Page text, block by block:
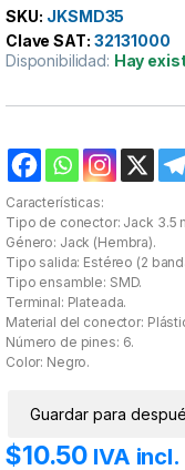
SKU: JKSMD35
Clave SAT: 32131000
Disponibilidad: Hay
Características:
Tipo de conector: Jack 3.5
Género: Jack (Hembra).
Tipo salida: Estéreo (2
Tipo ensamble: SMD.
Terminal: Plateada.
Material del conector:
Número de pines: 6.
Color: Negro.
Guardar para
$10.50 IVA incl.